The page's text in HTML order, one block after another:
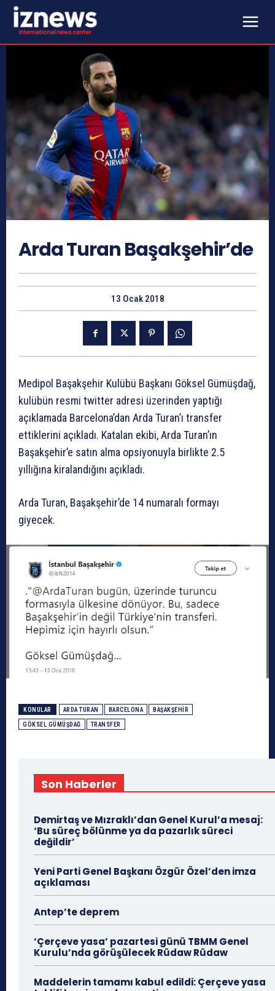
Arda Turan Başakşehir’de
13 Ocak 2018
Medipol Başakşehir Kulübü Başkanı Göksel Gümüşdağ,
kulübün resmi twitter adresi üzerinden yaptığı
açıklamada Barcelona’dan Arda Turan’ı transfer
ettiklerini açıkladı. Katalan ekibi, Arda Turan’ın
Başakşehir’e satın alma opsiyonuyla birlikte 2.5
yıllığına kiralandığını açıkladı.
Arda Turan, Başakşehir’de 14 numaralı formayı
giyecek.
KONULAR ARDA TURAN BARCELONA BAŞAKŞEHIR
GÖKSEL GÜMÜŞDAĞ TRANSFER
Son Haberler
Demirtaş ve Mızraklı’dan Genel Kurul’a mesaj:
‘Bu süreç bölünme ya da pazarlık süreci
değildir’
Yeni Parti Genel Başkanı Özgür Özel’den imza
açıklaması
Antep’te deprem
‘Çerçeve yasa’ pazartesi günü TBMM Genel
Kurulu’nda görüşülecek Rûdaw Rûdaw
Maddelerin tamamı kabul edildi: Çerçeve yasa